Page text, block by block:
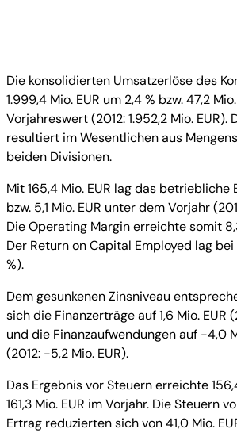
Die konsolidierten Umsatzerlöse des
1.999,4 Mio. EUR um 2,4 % bzw. 47,2
Vorjahreswert (2012: 1.952,2 Mio. EUR).
resultiert im Wesentlichen aus
beiden Divisionen.
Mit 165,4 Mio. EUR lag das betriebliche
bzw. 5,1 Mio. EUR unter dem Vorjahr
Die Operating Margin erreichte somit
Der Return on Capital Employed lag bei
%).
Dem gesunkenen Zinsniveau
sich die Finanzerträge auf 1,6 Mio. EUR
und die Finanzaufwendungen auf -4,0
(2012: -5,2 Mio. EUR).
Das Ergebnis vor Steuern erreichte
161,3 Mio. EUR im Vorjahr. Die Steuern
Ertrag reduzierten sich von 41,0 Mio.